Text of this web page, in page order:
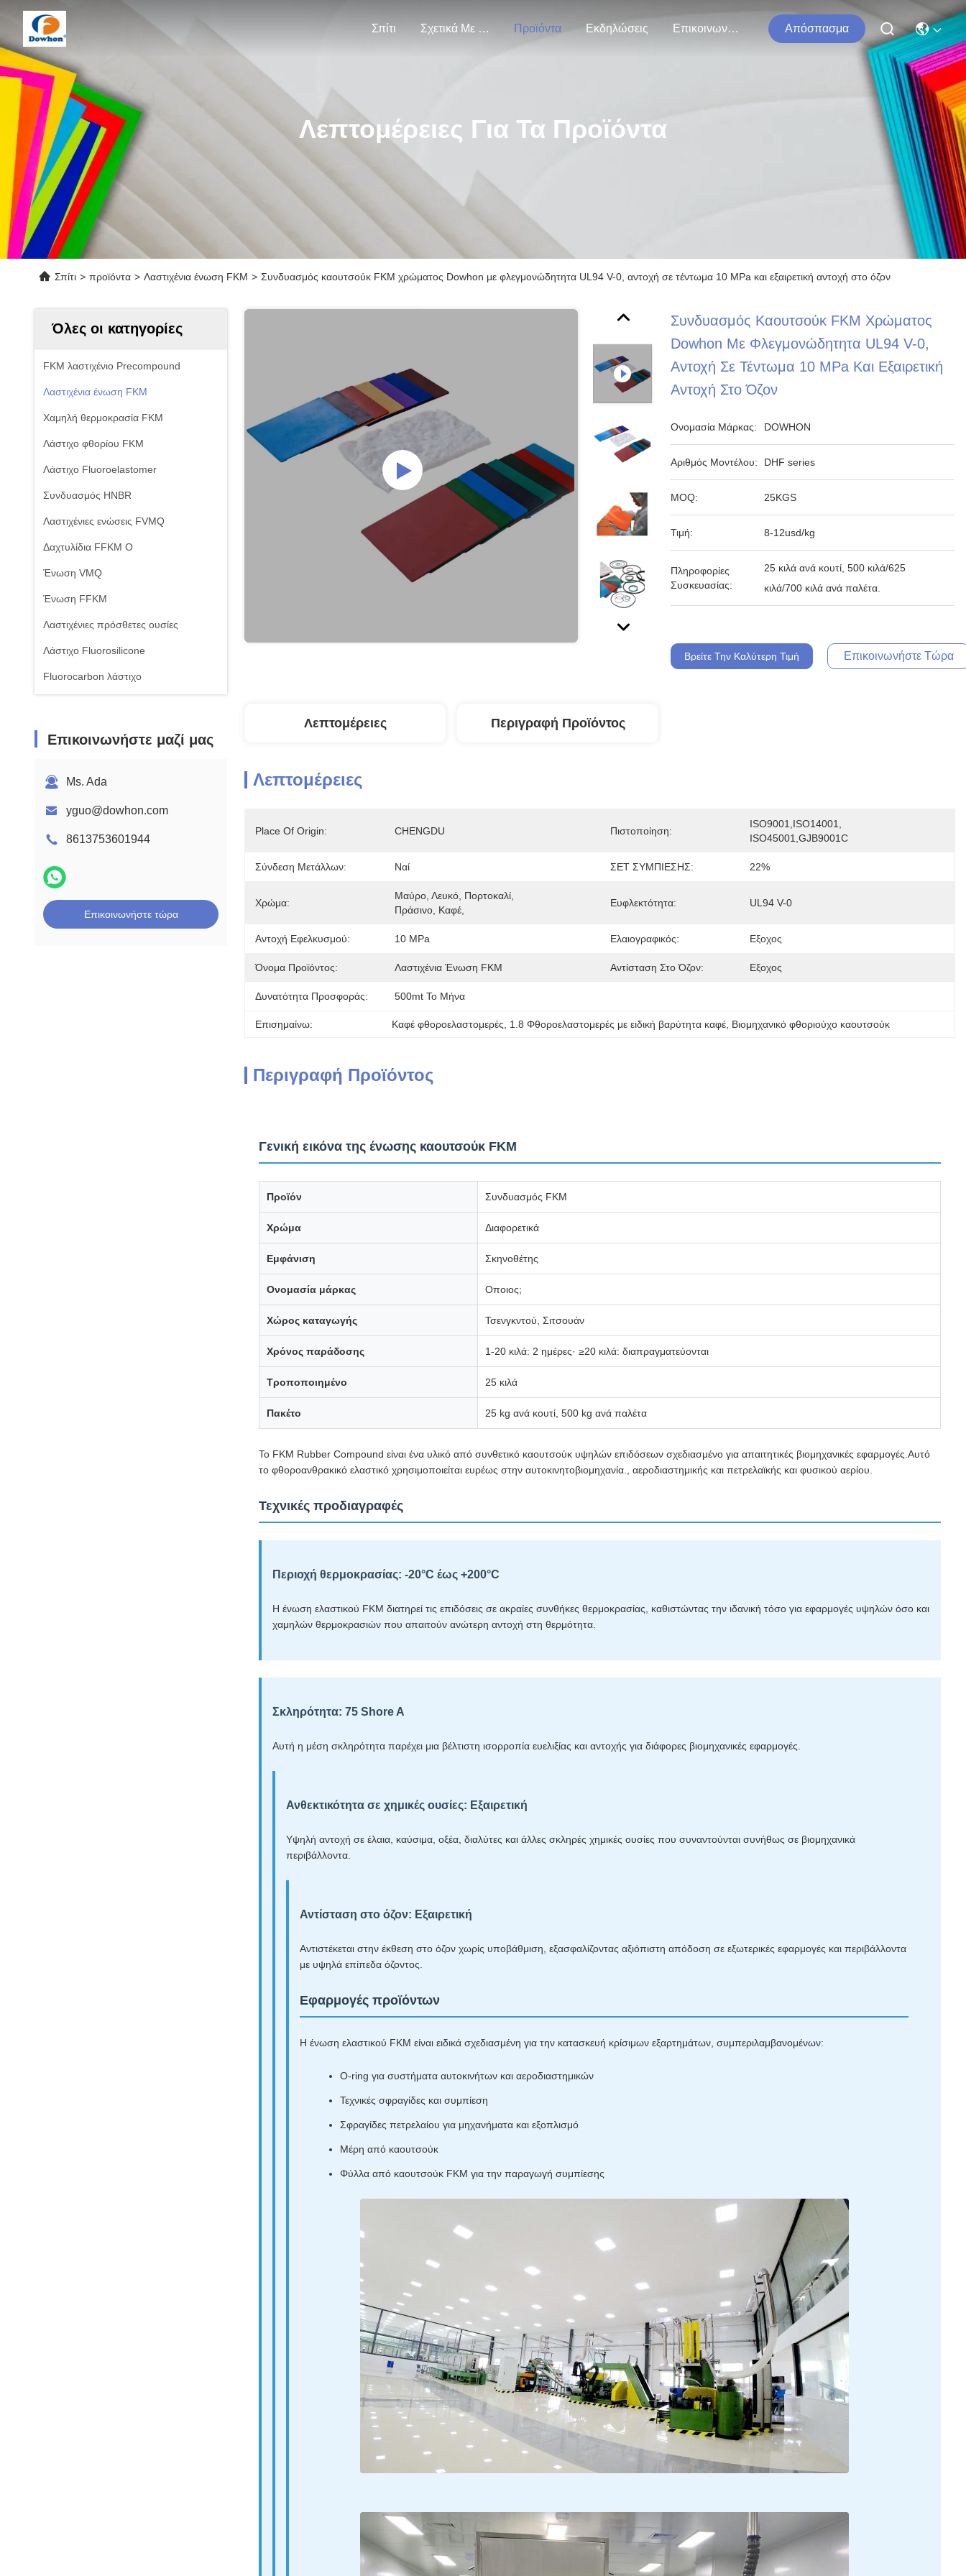
Σπίτι Σχετικά Με Εμάς Προϊόντα Εκδηλώσεις Επικοινωνήστε Μαζί Μας Απόσπασμα
Λεπτομέρειες Για Τα Προϊόντα
Σπίτι > προϊόντα > Λαστιχένια ένωση FKM > Συνδυασμός καουτσούκ FKM χρώματος Dowhon με φλεγμονώδητητα UL94 V-0, αντοχή σε τέντωμα 10 MPa και εξαιρετική αντοχή στο όζον
Όλες οι κατηγορίες
FKM λαστιχένιο Precompound
Λαστιχένια ένωση FKM
Χαμηλή θερμοκρασία FKM
Λάστιχο φθορίου FKM
Λάστιχο Fluoroelastomer
Συνδυασμός HNBR
Λαστιχένιες ενώσεις FVMQ
Δαχτυλίδια FFKM Ο
Ένωση VMQ
Ένωση FFKM
Λαστιχένιες πρόσθετες ουσίες
Λάστιχο Fluorosilicone
Fluorocarbon λάστιχο
Επικοινωνήστε μαζί μας
Ms. Ada
yguo@dowhon.com
8613753601944
Επικοινωνήστε τώρα
Συνδυασμός Καουτσούκ FKM Χρώματος
Dowhon Με Φλεγμονώδητητα UL94 V-0,
Αντοχή Σε Τέντωμα 10 MPa Και Εξαιρετική
Αντοχή Στο Όζον
Ονομασία Μάρκας: DOWHON
Αριθμός Μοντέλου: DHF series
MOQ: 25KGS
Τιμή: 8-12usd/kg
Πληροφορίες
Συσκευασίας:
25 κιλά ανά κουτί, 500 κιλά/625
κιλά/700 κιλά ανά παλέτα.
Βρείτε Την Καλύτερη Τιμή Επικοινωνήστε Τώρα
Λεπτομέρειες Περιγραφή Προϊόντος
Λεπτομέρειες
Place Of Origin: CHENGDU Πιστοποίηση:
ISO9001,ISO14001,
ISO45001,GJB9001C
Σύνδεση Μετάλλων: Ναί ΣΕΤ ΣΥΜΠΙΕΣΗΣ: 22%
Χρώμα:
Μαύρο, Λευκό, Πορτοκαλί,
Πράσινο, Καφέ,
Ευφλεκτότητα: UL94 V-0
Αντοχή Εφελκυσμού: 10 MPa Ελαιογραφικός: Εξοχος
Όνομα Προϊόντος: Λαστιχένια Ένωση FKM Αντίσταση Στο Όζον: Εξοχος
Δυνατότητα Προσφοράς: 500mt Το Μήνα
Επισημαίνω: Καφέ φθοροελαστομερές 1.8 Φθοροελαστομερές με ειδική βαρύτητα καφέ, Βιομηχανικό φθοριούχο καουτσούκ
Περιγραφή Προϊόντος
Γενική εικόνα της ένωσης καουτσούκ FKM
Προϊόν Συνδυασμός FKM
Χρώμα Διαφορετικά
Εμφάνιση Σκηνοθέτης
Ονομασία μάρκας Οποιος;
Χώρος καταγωγής Τσενγκντού, Σιτσουάν
Χρόνος παράδοσης 1-20 κιλά: 2 ημέρες· ≥20 κιλά: διαπραγματεύονται
Τροποποιημένο 25 κιλά
Πακέτο 25 kg ανά κουτί, 500 kg ανά παλέτα
Το FKM Rubber Compound είναι ένα υλικό από συνθετικό καουτσούκ υψηλών επιδόσεων σχεδιασμένο για απαιτητικές βιομηχανικές εφαρμογές.Αυτό
το φθοροανθρακικό ελαστικό χρησιμοποιείται ευρέως στην αυτοκινητοβιομηχανία., αεροδιαστημικής και πετρελαϊκής και φυσικού αερίου.
Τεχνικές προδιαγραφές
Περιοχή θερμοκρασίας: -20°C έως +200°C
Η ένωση ελαστικού FKM διατηρεί τις επιδόσεις σε ακραίες συνθήκες θερμοκρασίας, καθιστώντας την ιδανική τόσο για εφαρμογές υψηλών όσο και
χαμηλών θερμοκρασιών που απαιτούν ανώτερη αντοχή στη θερμότητα.
Σκληρότητα: 75 Shore A
Αυτή η μέση σκληρότητα παρέχει μια βέλτιστη ισορροπία ευελιξίας και αντοχής για διάφορες βιομηχανικές εφαρμογές.
Ανθεκτικότητα σε χημικές ουσίες: Εξαιρετική
Υψηλή αντοχή σε έλαια, καύσιμα, οξέα, διαλύτες και άλλες σκληρές χημικές ουσίες που συναντούνται συνήθως σε βιομηχανικά
περιβάλλοντα.
Αντίσταση στο όζον: Εξαιρετική
Αντιστέκεται στην έκθεση στο όζον χωρίς υποβάθμιση, εξασφαλίζοντας αξιόπιστη απόδοση σε εξωτερικές εφαρμογές και περιβάλλοντα
με υψηλά επίπεδα όζοντος.
Εφαρμογές προϊόντων
Η ένωση ελαστικού FKM είναι ειδικά σχεδιασμένη για την κατασκευή κρίσιμων εξαρτημάτων, συμπεριλαμβανομένων:
Ο-ring για συστήματα αυτοκινήτων και αεροδιαστημικών
Τεχνικές σφραγίδες και συμπίεση
Σφραγίδες πετρελαίου για μηχανήματα και εξοπλισμό
Μέρη από καουτσούκ
Φύλλα από καουτσούκ FKM για την παραγωγή συμπίεσης